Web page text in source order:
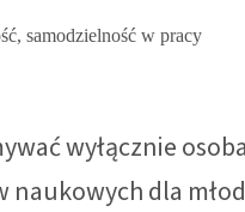
samodzielność w pracy
wyłącznie
naukowych dla